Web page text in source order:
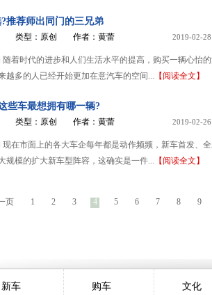
推荐师出同门的三兄弟
类型：原创 作者：黄蕾 2019-02-28
随着时代的进步和人们生活水平的提高，购买一辆心怡
越多的人已经开始更加在意汽车的空间... 【阅读全文】
些车最想拥有哪一辆?
类型：原创 作者：黄蕾 2019-02-26
现在市面上的各大车企每年都是动作频频，新车首发、
规模的扩大新车型阵容，这确实是一件... 【阅读全文】
页 1 2 3 4 5 6 7 8 9
新车
购车
文化